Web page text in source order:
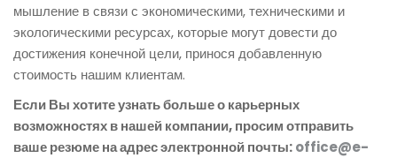
мышление в связи с экономическими, техническими и
экологическими ресурсах, которые могут довести до
достижения конечной цели, принося добавленную
стоимость нашим клиентам.
Если Вы хотите узнать больше о карьерных
возможностях в нашей компании, просим отправить
ваше резюме на адрес электронной почты:office@e-